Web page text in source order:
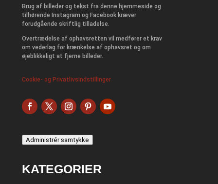
Brug af billeder og tekst fra denne hjemmeside og
tilhørende Instagram og Facebook kræver
forudgående skriftlig tilladelse.
Overtrædelse af ophavsretten vil medfører et krav
om vederlag for krænkelse af ophavsret og om
øjeblikkeligt at fjerne billeder.
Cookie- og Privatlivsindstillinger
Administrér samtykke
KATEGORIER